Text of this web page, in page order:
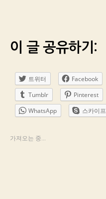
이 글 공유하기:
트위터 Facebook
Tumblr
Pinterest
WhatsApp
스카이프
가져오는 중...